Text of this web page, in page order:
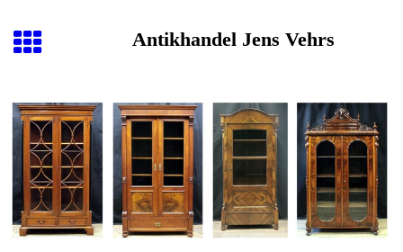
Antikhandel Jens Vehrs